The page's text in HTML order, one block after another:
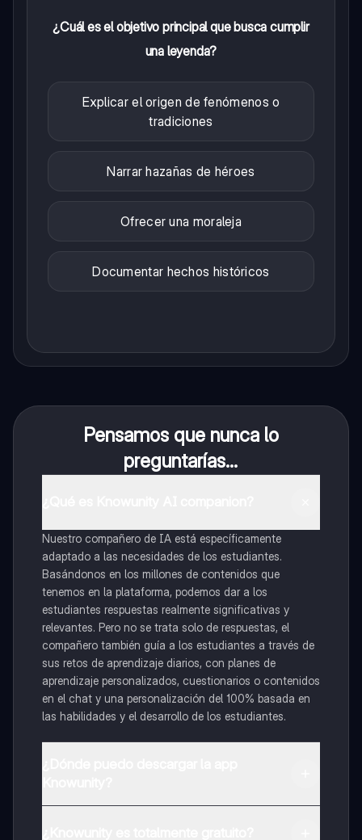
¿Cuál es el objetivo principal que busca cumplir
una leyenda?
Explicar el origen de fenómenos o
tradiciones
Narrar hazañas de héroes
Ofrecer una moraleja
Documentar hechos históricos
Pensamos que nunca lo
preguntarías...
Nuestro compañero de IA está específicamente
adaptado a las necesidades de los estudiantes.
Basándonos en los millones de contenidos que
tenemos en la plataforma, podemos dar a los
estudiantes respuestas realmente significativas y
relevantes. Pero no se trata solo de respuestas, el
compañero también guía a los estudiantes a través de
sus retos de aprendizaje diarios, con planes de
aprendizaje personalizados, cuestionarios o contenidos
en el chat y una personalización del 100% basada en
las habilidades y el desarrollo de los estudiantes.